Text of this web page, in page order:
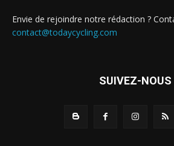
Envie de rejoindre notre rédaction ?
contact@todaycycling.com
SUIVEZ-NOUS